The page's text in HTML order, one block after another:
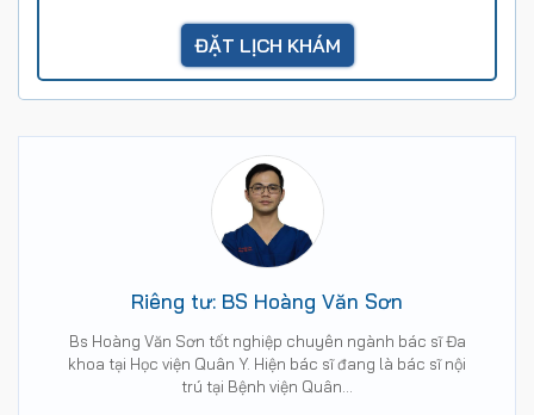
Riêng tư: BS Hoàng Văn Sơn
Bs Hoàng Văn Sơn tốt nghiệp chuyên ngành bác sĩ Đa
khoa tại Học viện Quân Y. Hiện bác sĩ đang là bác sĩ nội
trú tại Bệnh viện Quân…